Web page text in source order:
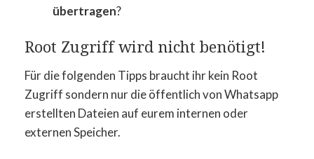
übertragen?
Root Zugriff wird nicht benötigt!
Für die folgenden Tipps braucht ihr kein Root
Zugriff sondern nur die öffentlich von Whatsapp
erstellten Dateien auf eurem internen oder
externen Speicher.